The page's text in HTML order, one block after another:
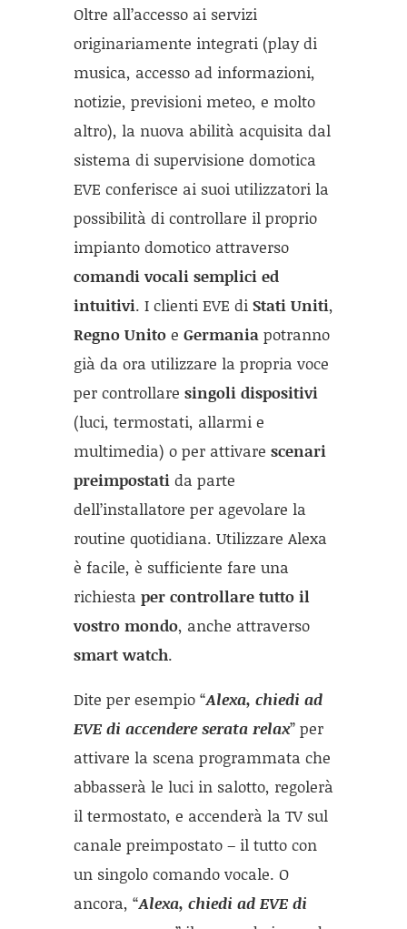
Oltre all’accesso ai servizi
originariamente integrati (play di
musica, accesso ad informazioni,
notizie, previsioni meteo, e molto
altro), la nuova abilità acquisita dal
sistema di supervisione domotica
EVE conferisce ai suoi utilizzatori la
possibilità di controllare il proprio
impianto domotico attraverso
comandi vocali semplici ed
intuitivi. I clienti EVE di Stati Uniti,
Regno Unitoe Germania potranno
già da ora utilizzare la propria voce
per controllare singoli dispositivi
(luci, termostati, allarmi e
multimedia) o per attivare scenari
preimpostati da parte
dell’installatore per agevolare la
routine quotidiana. Utilizzare Alexa
è facile, è sufficiente fare una
richiesta per controllare tutto il
vostro mondo, anche attraverso
smart watch.
Dite per esempio “Alexa, chiedi ad
EVE di accendere serata relax” per
attivare la scena programmata che
abbasserà le luci in salotto, regolerà
il termostato, e accenderà la TV sul
canale preimpostato – il tutto con
un singolo comando vocale. O
ancora, “Alexa, chiedi ad EVE di